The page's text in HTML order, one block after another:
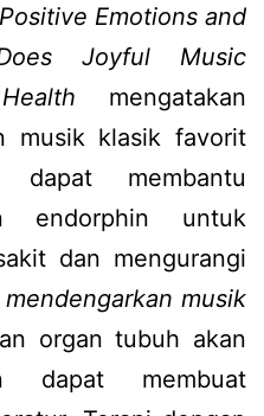
Positive Emotions and
Joyful Music
mengatakan
musik klasik favorit
membantu
endorphin untuk
dan mengurangi
mendengarkan musik
organ tubuh akan
dapat membuat